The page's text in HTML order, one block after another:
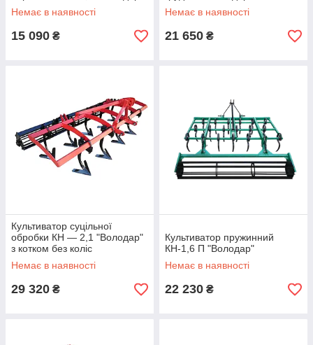
Немає в наявності
15 090 ₴
Немає в наявності
21 650 ₴
Культиватор суцільної
обробки КН — 2,1 "Володар"
з котком без коліс
Немає в наявності
29 320 ₴
Культиватор пружинний
КН-1,6 П "Володар"
Немає в наявності
22 230 ₴